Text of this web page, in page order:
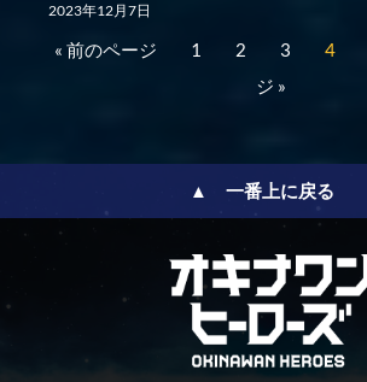
2023年12月7日
« 前のページ 1 2 3 4
ジ »
▲ 一番上に戻る